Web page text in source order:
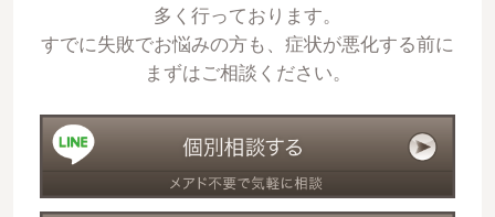
多く行っております。
すでに失敗でお悩みの方も、症状が悪化する前に
まずはご相談ください。